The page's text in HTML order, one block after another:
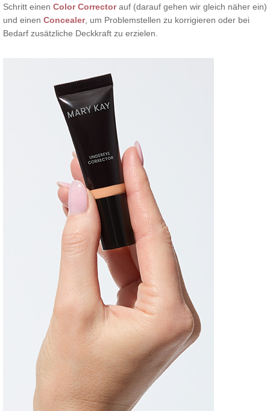
Schritt einen Color Corrector auf (darauf gehen wir gleich näher ein)
und einen Concealer, um Problemstellen zu korrigieren oder bei
Bedarf zusätzliche Deckkraft zu erzielen.